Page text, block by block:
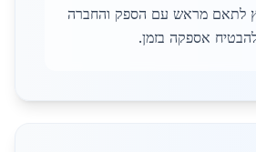
לתאם מראש עם הספק והחברה
אספקה בזמן.